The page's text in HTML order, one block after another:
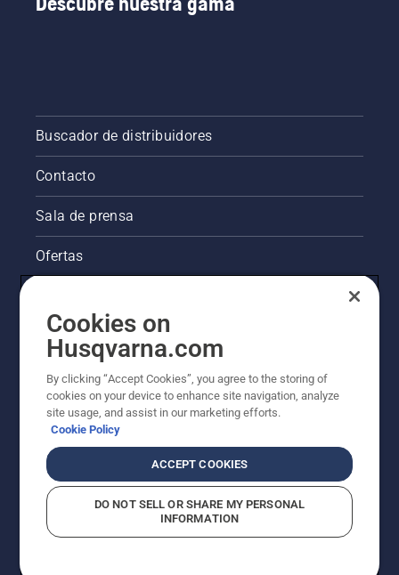
Buscador de distribuidores
Contacto
Sala de prensa
Ofertas
Información legal de productos
Otros sitios de Husqvarna
Cookies on
Husqvarna.com
By clicking “Accept Cookies”, you agree to the storing of
cookies on your device to enhance site navigation, analyze
site usage, and assist in our marketing efforts.
Cookie Policy
ACCEPT COOKIES
DO NOT SELL OR SHARE MY PERSONAL
INFORMATION